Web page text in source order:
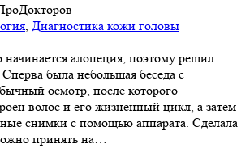
Диагностика кожи головы
алопеция, поэтому решил
Сперва была небольшая беседа с
осмотр, после которого
волос и его жизненный цикл, а затем
снимки с помощью аппарата. Сделала
принять на…